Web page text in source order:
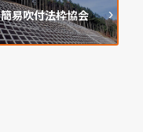
簡易吹付法枠協会